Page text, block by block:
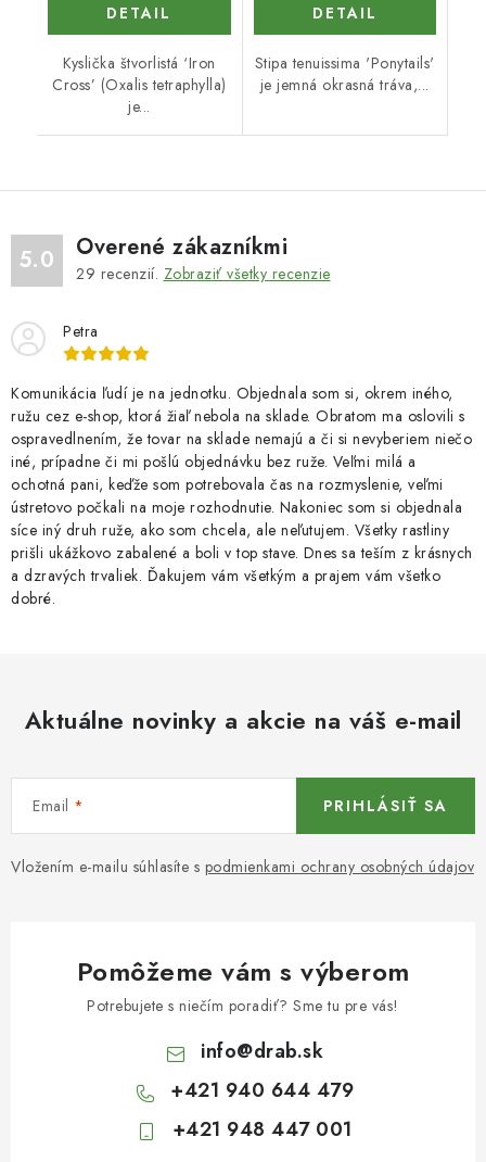
DETAIL
Kyslička štvorlistá ‘Iron
Cross’ (Oxalis tetraphylla)
je...
DETAIL
Stipa tenuissima 'Ponytails'
je jemná okrasná tráva,...
5.0 Overené zákazníkmi
29 recenzií. Zobraziť všetky recenzie
Petra
Komunikácia ľudí je na jednotku. Objednala som si, okrem iného,
ružu cez e-shop, ktorá žiaľ nebola na sklade. Obratom ma oslovili s
ospravedlnením, že tovar na sklade nemajú a či si nevyberiem niečo
iné, prípadne či mi pošlú objednávku bez ruže. Veľmi milá a
ochotná pani, keďže som potrebovala čas na rozmyslenie, veľmi
ústretovo počkali na moje rozhodnutie. Nakoniec som si objednala
síce iný druh ruže, ako som chcela, ale neľutujem. Všetky rastliny
prišli ukážkovo zabalené a boli v top stave. Dnes sa teším z krásnych
a dzravých trvaliek. Ďakujem vám všetkým a prajem vám všetko
dobré.
Aktuálne novinky a akcie na váš e-mail
Email
Vložením e-mailu súhlasíte s podmienkami ochrany osobných údajov
PRIHLÁSIŤ SA
Pomôžeme vám s výberom
Potrebujete s niečím poradiť? Sme tu pre vás!
info@drab.sk
+421 940 644 479
+421 948 447 001